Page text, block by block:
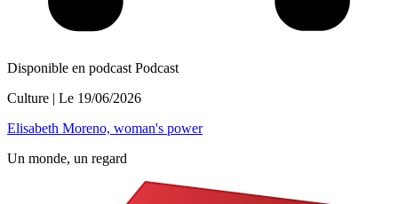
Disponible en podcast Podcast
Culture | Le 19/06/2026
Elisabeth Moreno, woman's power
Un monde, un regard